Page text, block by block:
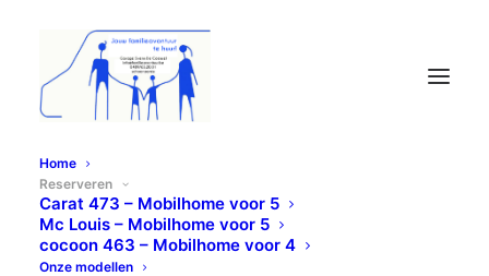
Home
Reserveren
Carat 473 – Mobilhome voor 5
Mc Louis – Mobilhome voor 5
cocoon 463 – Mobilhome voor 4
Onze modellen
Ons wagenpark